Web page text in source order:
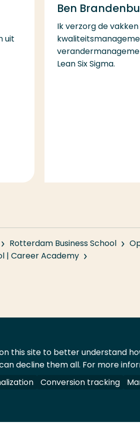
uit
Ben
Ik verzorg de vakken
Lean Six Sigma.
Rotterdam Business School
| Career Academy
Contact Leveranciers
voorbehouden.
this site to better understand
decline them all. For more
Conversion tracking